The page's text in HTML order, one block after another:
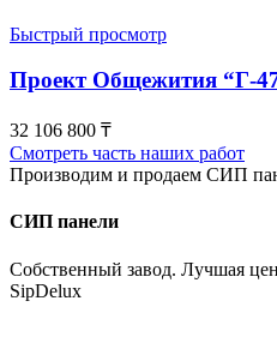
Быстрый просмотр
Проект Общежития “Г-
32 106 800 ₸
Смотреть часть наших работ
Производим и продаем СИП
СИП панели
Собственный завод. Лучшая
SipDelux